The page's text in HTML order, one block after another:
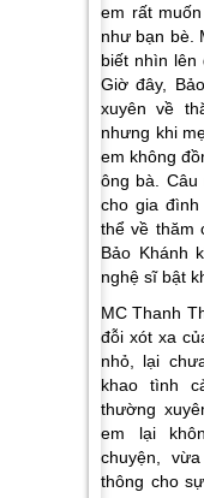
em rất
như bạn bè.
biết nhìn lên
Giờ đây,
xuyên về
nhưng khi
em không
ông bà.
cho gia
thể về thăm
Bảo Khánh
nghệ sĩ bật
MC Thanh
đỗi xót xa
nhỏ, lại
khao tình
thường
em lại
chuyện,
thông cho